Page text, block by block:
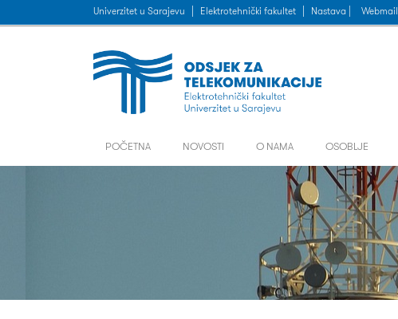
Univerzitet u Sarajevu Elektrotehnički fakultet Nastava | Webmail
POČETNA NOVOSTI O NAMA OSOBLJE